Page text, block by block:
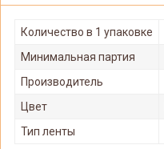
Количество в 1 упаковке
Минимальная партия
Производитель
Цвет
Тип ленты